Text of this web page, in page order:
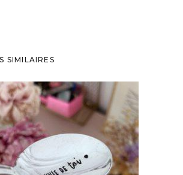
SIMILAIRES
À DESSERT GRAVÉE VINTAGE :
ENVIE DE TOI
35,00€